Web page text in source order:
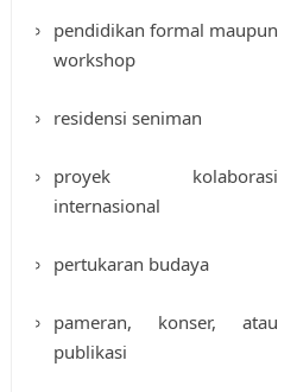
pendidikan formal maupun
workshop
residensi seniman
proyek kolaborasi
internasional
pertukaran budaya
pameran, konser, atau
publikasi